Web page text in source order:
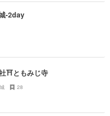
-2day
⛩ともみじ寺
28